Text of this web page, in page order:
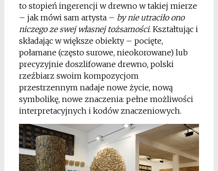
to stopień ingerencji w drewno w takiej mierze
– jak mówi sam artysta – by nie utraciło ono
niczego ze swej własnej tożsamości. Kształtując i
składając w większe obiekty – pocięte,
połamane (często surowe, nieokorowane) lub
precyzyjnie doszlifowane drewno, polski
rzeźbiarz swoim kompozycjom
przestrzennym nadaje nowe życie, nową
symbolikę, nowe znaczenia: pełne możliwości
interpretacyjnych i kodów znaczeniowych.